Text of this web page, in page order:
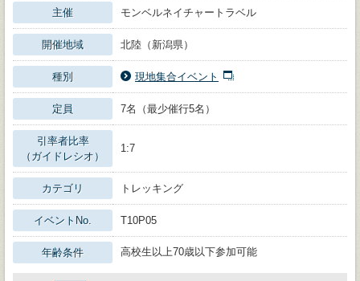
主催 モンベルネイチャートラベル
開催地域 北陸（新潟県）
種別 現地集合イベント
定員 7名（最少催行5名）
引率者比率
（ガイドレシオ）
1:7
カテゴリ トレッキング
イベントNo. T10P05
年齢条件 高校生以上70歳以下参加可能